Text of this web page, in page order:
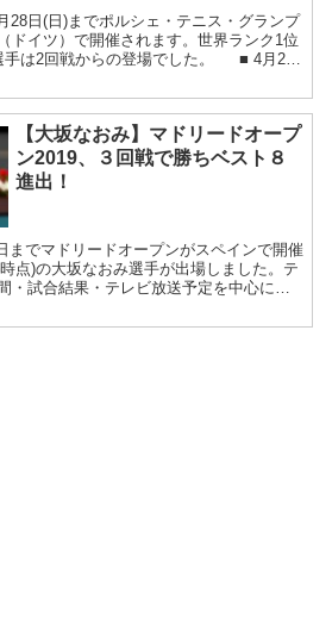
28日(日)までポルシェ・テニス・グランプ
ドイツ）で開催されます。世界ランク1位
手は2回戦からの登場でした。 ■ 4月27
【大坂なおみ】マドリードオープ
ン2019、３回戦で勝ちベスト８
進出！
までマドリードオープンがスペインで開催
点)の大坂なおみ選手が出場しました。テ
・試合結果・テレビ放送予定を中心にお